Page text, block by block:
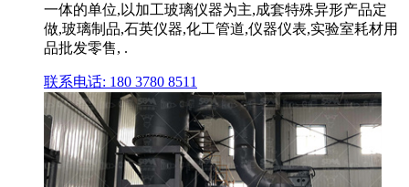
一体的单位,以加工玻璃仪器为主,成套特殊异形产品定
做,玻璃制品,石英仪器,化工管道,仪器仪表,实验室耗材用
品批发零售, .
联系电话: 180 3780 8511